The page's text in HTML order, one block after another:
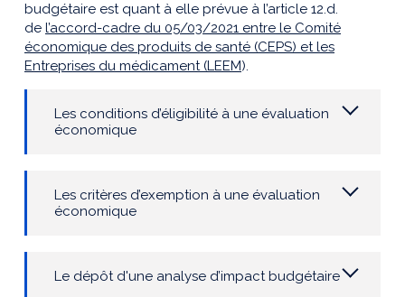
budgétaire est quant à elle prévue à l’article 12.d.
de l’accord-cadre du 05/03/2021 entre le Comité
économique des produits de santé (CEPS) et les
Entreprises du médicament (LEEM).
Les conditions d’éligibilité à une évaluation
économique
Les critères d’exemption à une évaluation
économique
Le dépôt d'une analyse d’impact budgétaire